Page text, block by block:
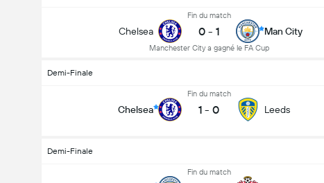
Chelsea
Fin du match
0 - 1
Manchester City a gagné le FA Cup
Man City
Demi-Finale
Chelsea
Fin du match
1 - 0 Leeds
Demi-Finale
Fin du match